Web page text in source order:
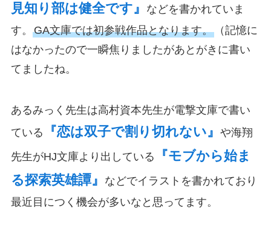
見知り部は健全です』
などを書かれていま
す。 GA文庫では初参戦作品となります。（記憶に
はなかったので一瞬焦りましたがあとがきに書い
てましたね。
あるみっく先生は高村資本先生が電撃文庫で書い
ている
『恋は双子で割り切れない』 や海翔
先生がHJ文庫より出している
『モブから始ま
る探索英雄譚』
などでイラストを書かれており
最近目につく機会が多いなと思ってます。